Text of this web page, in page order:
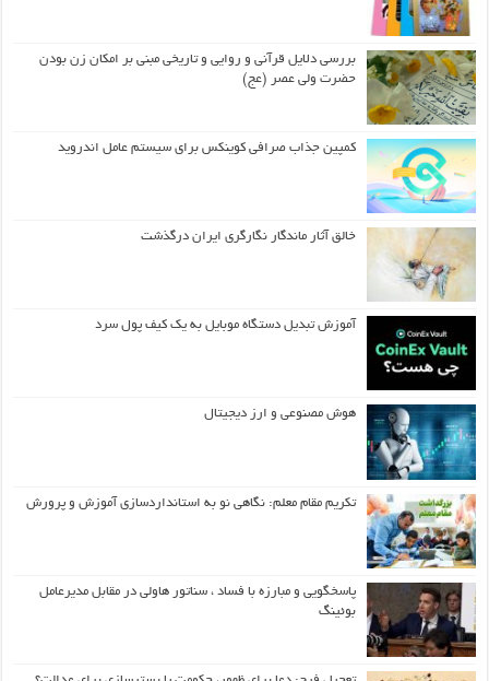
بررسی دلایل قرآنی و روایی و تاریخی مبنی بر امکان زن بودن
حضرت ولی عصر (عج)
کمپین جذاب صرافی کوینکس برای سیستم عامل اندروید
خالق آثار ماندگار نگارگری ایران درگذشت
آموزش تبدیل دستگاه موبایل به یک کیف‌ پول سرد
هوش مصنوعی و ارز دیجیتال
تکریم مقام معلم: نگاهی نو به استانداردسازی آموزش و پرورش
پاسخگویی و مبارزه با فساد ، سناتور هاولی در مقابل مدیرعامل
بوئینگ